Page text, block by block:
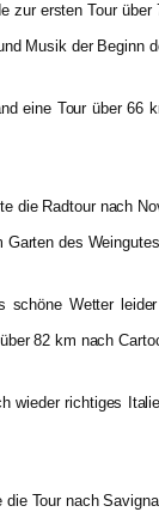
zur ersten Tour
Musik der Beginn
eine Tour über 66
die Radtour nach
des
schöne Wetter
82 km nach
wieder richtiges
die Tour nach